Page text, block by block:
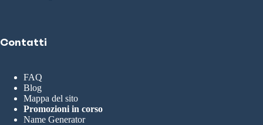
Contatti
FAQ
Blog
Mappa del sito
Promozioni in corso
Name Generator